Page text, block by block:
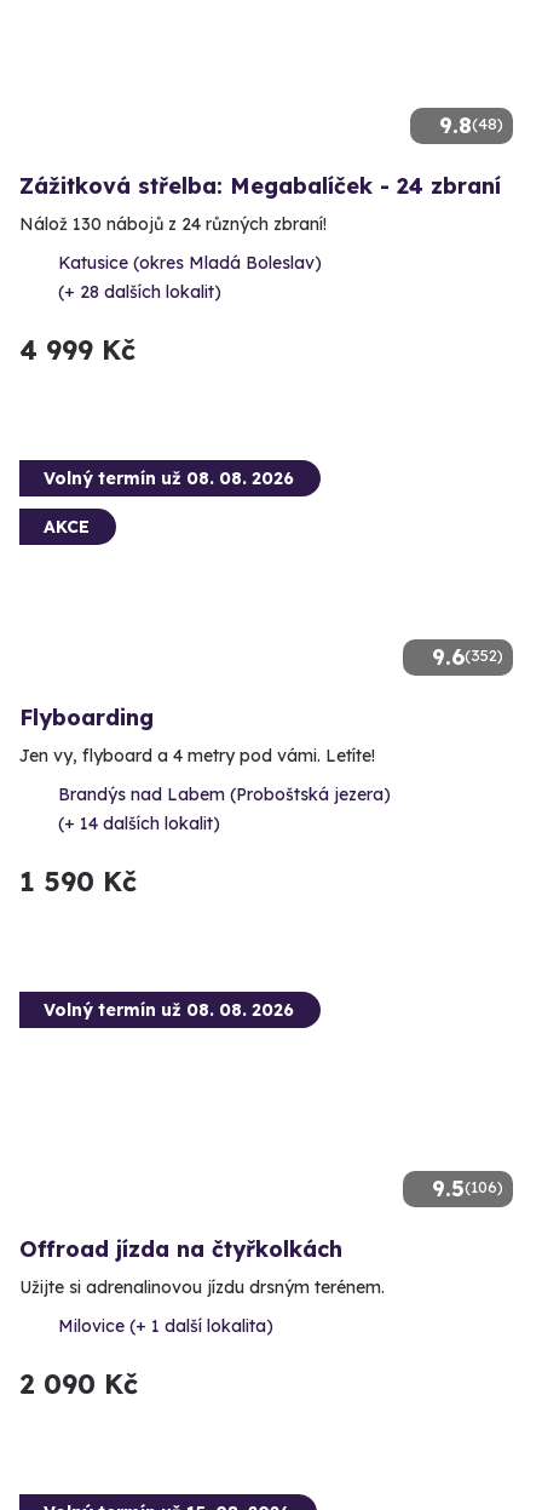
9.8(48)
Zážitková střelba: Megabalíček - 24 zbraní
Nálož 130 nábojů z 24 různých zbraní!
Katusice (okres Mladá Boleslav)
(+ 28 dalších lokalit)
4 999 Kč
9.6(352)
Volný termín už 08. 08. 2026
AKCE
Flyboarding
Jen vy, flyboard a 4 metry pod vámi. Letíte!
Brandýs nad Labem (Proboštská jezera)
(+ 14 dalších lokalit)
1 590 Kč
9.5(106)
Volný termín už 08. 08. 2026
Offroad jízda na čtyřkolkách
Užijte si adrenalinovou jízdu drsným terénem.
Milovice (+ 1 další lokalita)
2 090 Kč